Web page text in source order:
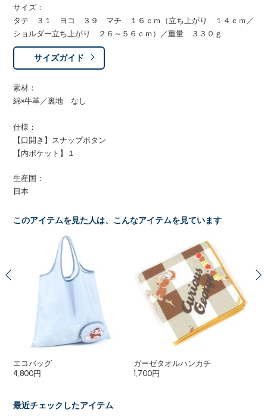
サイズ：
タテ ３１ ヨコ ３９ マチ １６ｃｍ（立ち上がり １４ｃｍ／
ショルダー立ち上がり ２６～５６ｃｍ）／重量 ３３０ｇ
サイズガイド
素材：
綿×牛革／裏地 なし
仕様：
【口開き】スナップボタン
【内ポケット】１
生産国：
日本
このアイテムを見た人は、こんなアイテムを見ています
エコバッグ
4,800円
ガーゼタオルハンカチ
1,700円
最近チェックしたアイテム